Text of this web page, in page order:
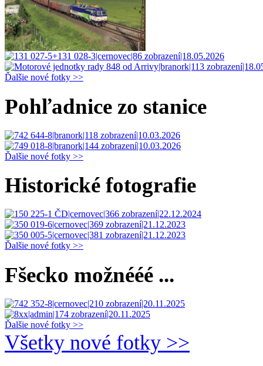
Ďalšie nové fotky >>
Pohľadnice zo stanice
Ďalšie nové fotky >>
Historické fotografie
Ďalšie nové fotky >>
Fšecko možnééé ...
Ďalšie nové fotky >>
Všetky nové fotky >>